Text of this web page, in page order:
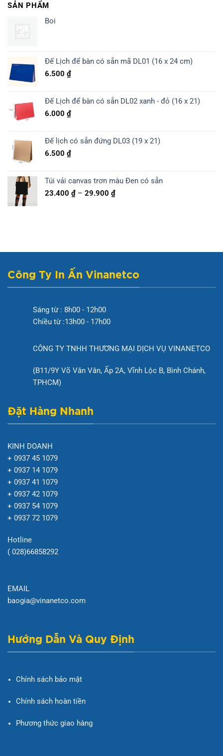
SẢN PHẨM
Boi
Đế Lịch để bàn có sẵn mã DL01 (16 x 24 cm)
6.500 ₫
Đế Lịch để bàn có sẵn DL02 xanh - đỏ (16 x 21)
6.000 ₫
Đế lịch có sẵn đứng DL03 (19 x 21)
6.500 ₫
Túi vải canvas trơn màu Đen có sẵn
23.400 ₫ – 29.900 ₫Khoảng
Công Ty In Ấn Vinanetco
Sáng từ : 8h00 - 12h00
Chiều từ :13h00 - 17h00
CÔNG TY TNHH THƯƠNG MẠI DỊCH VỤ VINANETCO
(B11/9Y Võ Văn Vân, Ấp 2A, Vĩnh Lộc B, Bình Chánh,
TPHCM)
Đặt Hàng Nhanh
KINH DOANH
+ 0937 45 1079
+ 0937 14 1079
+ 0937 41 1079
+ 0937 42 1079
+ 0937 54 1079
+ 0937 72 1079
Hotline
( 028)66858292
EMAIL
baogia@vinanetco.com
Hướng Dẫn Và Quy Định
Chính sách bảo mật
Chính sách hoàn tiền
Phương thức giao hàng